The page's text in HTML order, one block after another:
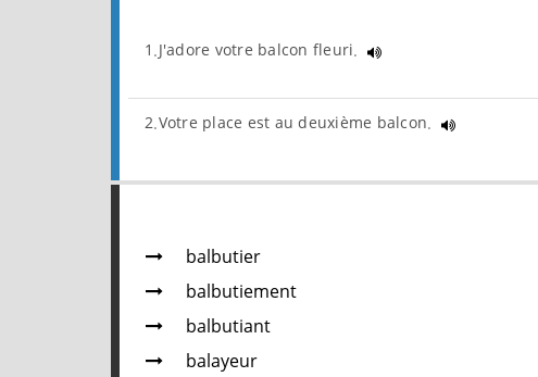
1.J'adore votre balcon fleuri.
2.Votre place est au deuxième balcon.
balbutier
balbutiement
balbutiant
balayeur